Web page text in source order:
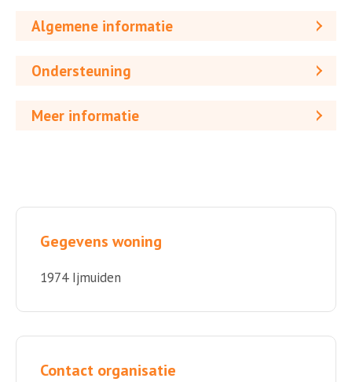
Algemene informatie
Ondersteuning
Meer informatie
Gegevens woning
1974 Ijmuiden
Contact organisatie